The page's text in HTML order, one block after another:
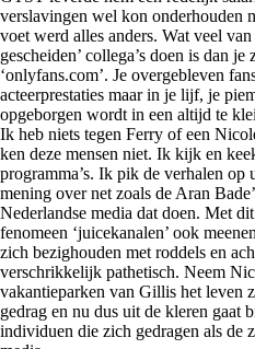
verslavingen wel kon onderhouden
voet werd alles anders. Wat veel
gescheiden’ collega’s doen is dan
‘onlyfans.com’. Je overgebleven
acteerprestaties maar in je lijf, je
opgeborgen wordt in een altijd te
Ik heb niets tegen Ferry of een
ken deze mensen niet. Ik kijk en
programma’s. Ik pik de verhalen op
mening over net zoals de Aran
Nederlandse media dat doen. Met
fenomeen ‘juicekanalen’ ook
zich bezighouden met roddels en
verschrikkelijk pathetisch. Neem
vakantieparken van Gillis het leven
gedrag en nu dus uit de kleren gaat
individuen die zich gedragen als de